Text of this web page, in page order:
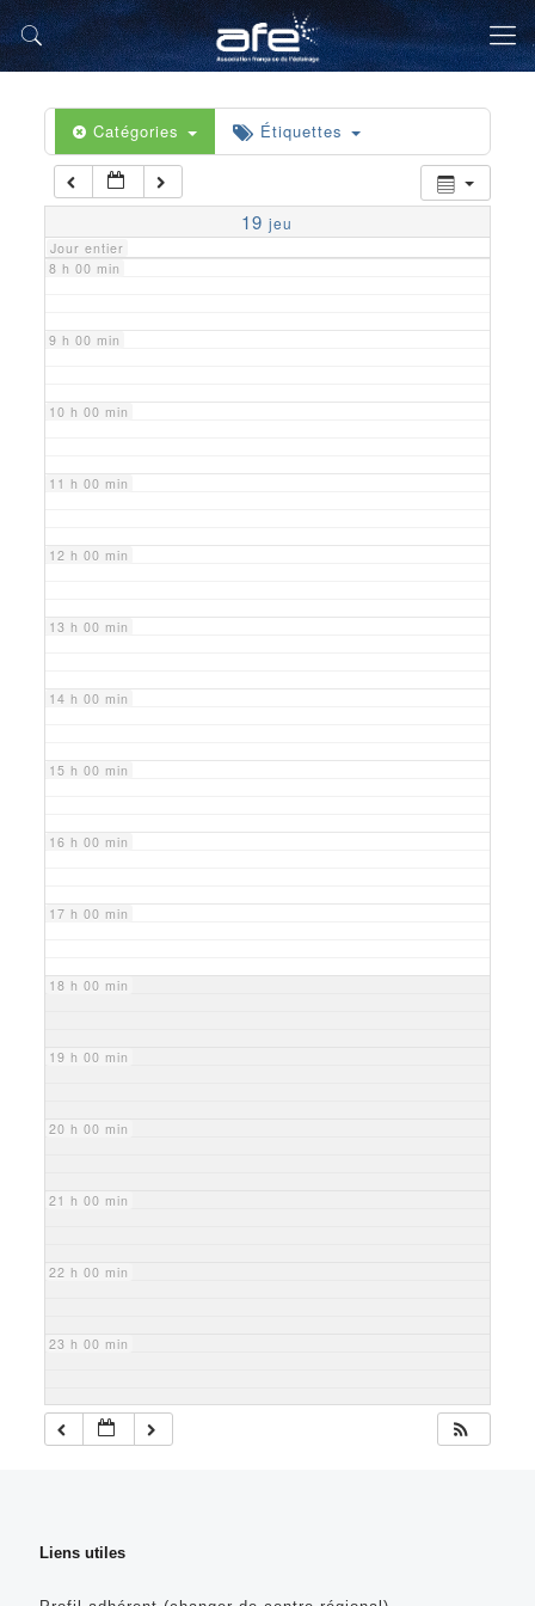
Catégories Étiquettes
19 jeu
Jour entier
5 h 00 min
6 h 00 min
7 h 00 min
8 h 00 min
9 h 00 min
10 h 00 min
11 h 00 min
12 h 00 min
13 h 00 min
14 h 00 min
15 h 00 min
16 h 00 min
17 h 00 min
18 h 00 min
19 h 00 min
20 h 00 min
21 h 00 min
22 h 00 min
23 h 00 min
Liens utiles